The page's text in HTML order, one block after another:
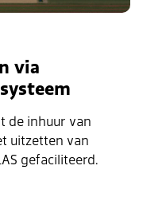
via
de inhuur van
uitzetten van
gefaciliteerd.